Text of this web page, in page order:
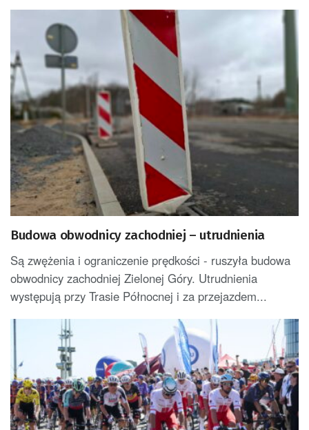
Budowa obwodnicy zachodniej – utrudnienia
Są zwężenia i ograniczenie prędkości - ruszyła budowa
obwodnicy zachodniej Zielonej Góry. Utrudnienia
występują przy Trasie Północnej i za przejazdem...